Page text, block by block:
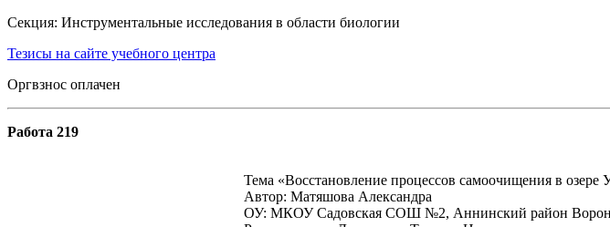
Секция: Инструментальные исследования в области биологии
Тезисы на сайте учебного центра
Оргвзнос оплачен
Работа 219
Тема «Восстановление процессов самоочищения в озере
Автор: Матяшова Александра
ОУ: МКОУ Садовская СОШ №2, Аннинский район